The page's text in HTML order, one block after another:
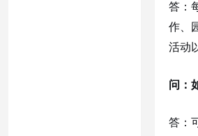
答：
作、
活动
问：
答：